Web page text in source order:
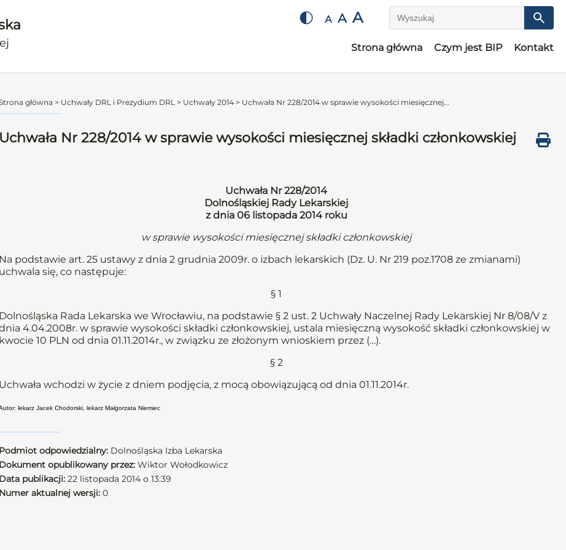
A A A Wyszukaj
Strona główna Czym jest BIP Kontakt
główna > Uchwały DRL i Prezydium DRL > Uchwały 2014 > Uchwała Nr 228/2014 w sprawie wysokości miesięcznej...
Uchwała Nr 228/2014 w sprawie wysokości miesięcznej składki członkowskiej
Uchwała Nr 228/2014
Dolnośląskiej Rady Lekarskiej
z dnia 06 listopada 2014 roku
w sprawie wysokości miesięcznej składki członkowskiej
Na podstawie art. 25 ustawy z dnia 2 grudnia 2009r. o izbach lekarskich (Dz. U. Nr 219 poz.1708 ze zmianami)
uchwala się, co następuje:
§ 1
Dolnośląska Rada Lekarska we Wrocławiu, na podstawie § 2 ust. 2 Uchwały Naczelnej Rady Lekarskiej Nr 8/08/V z
4.04.2008r. w sprawie wysokości składki członkowskiej, ustala miesięczną wysokość składki członkowskiej w
kwocie 10 PLN od dnia 01.11.2014r., w związku ze złożonym wnioskiem przez (…).
§ 2
Uchwała wchodzi w życie z dniem podjęcia, z mocą obowiązującą od dnia 01.11.2014r.
lekarz Jacek Chodorski, lekarz Małgorzata Niemiec
Podmiot odpowiedzialny: Dolnośląska Izba Lekarska
Dokument opublikowany przez: Wiktor Wołodkowicz
Data publikacji: 22 listopada 2014 o 13:39
Numer aktualnej wersji: 0